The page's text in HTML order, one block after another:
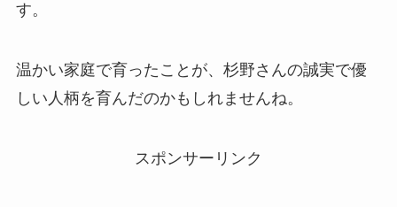
す。
温かい家庭で育ったことが、杉野さんの誠実で優
しい人柄を育んだのかもしれませんね。
スポンサーリンク